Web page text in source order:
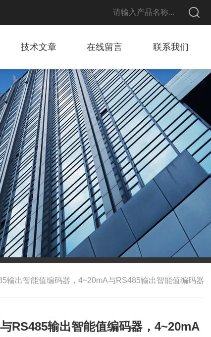
技术文章 在线留言 联系我们
输出智能值编码器，4~20mA与RS485输出智能值编码器
RS485输出智能值编码器，4~20mA